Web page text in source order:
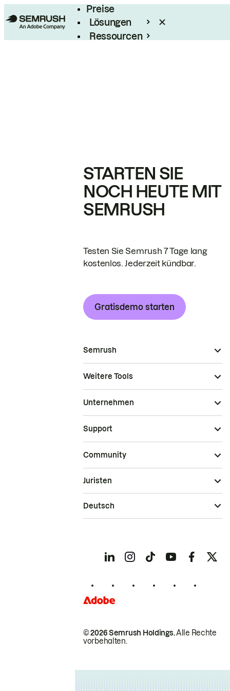
Preise
Lösungen
Ressourcen
STARTEN SIE
NOCH HEUTE MIT
SEMRUSH
Testen Sie Semrush 7 Tage lang
kostenlos. Jederzeit kündbar.
Gratisdemo starten
Semrush
Weitere Tools
Unternehmen
Support
Community
© 2026 Semrush Holdings.Alle Rechte
vorbehalten.
Juristen
Deutsch